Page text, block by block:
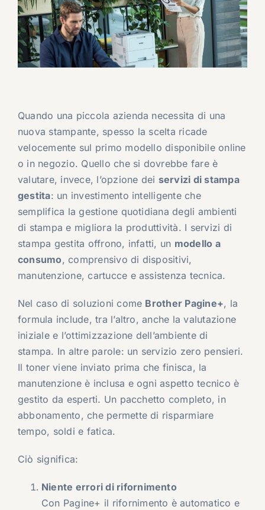
Quando una piccola azienda necessita di una
nuova stampante, spesso la scelta ricade
velocemente sul primo modello disponibile online
o in negozio. Quello che si dovrebbe fare è
valutare, invece, l’opzione dei servizi di stampa
gestita: un investimento intelligente che
semplifica la gestione quotidiana degli ambienti
di stampa e migliora la produttività. I servizi di
stampa gestita offrono, infatti, un modello a
consumo, comprensivo di dispositivi,
manutenzione, cartucce e assistenza tecnica.
Nel caso di soluzioni come Brother Pagine+, la
formula include, tra l’altro, anche la valutazione
iniziale e l’ottimizzazione dell’ambiente di
stampa. In altre parole: un servizio zero pensieri.
Il toner viene inviato prima che finisca, la
manutenzione è inclusa e ogni aspetto tecnico è
gestito da esperti. Un pacchetto completo, in
abbonamento, che permette di risparmiare
tempo, soldi e fatica.
Ciò significa:
Niente errori di rifornimento
Con Pagine+ il rifornimento è automatico e